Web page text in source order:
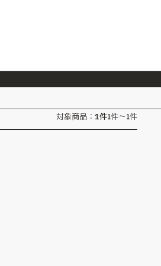
『ONE PIECE magazine 021 ONE PIECEカード付き同梱版』発売延期のご案内
対象商品： 1件1件～1件